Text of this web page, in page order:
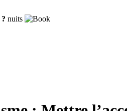
? nuits